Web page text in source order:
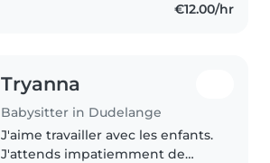
€12.00/hr
Tryanna
Babysitter in Dudelange
J'aime travailler avec les enfants.
J'attends impatiemment de